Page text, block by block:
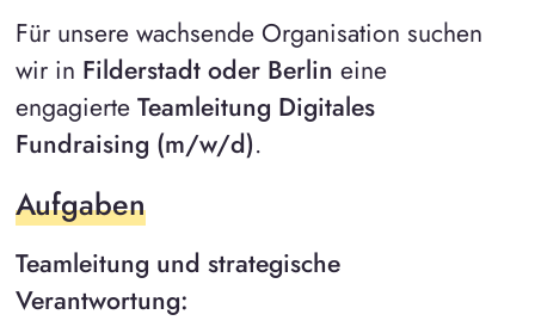
Für unsere wachsende Organisation suchen
wir in Filderstadt oder Berlin eine
engagierteTeamleitung Digitales
Fundraising (m/w/d).
Aufgaben
Teamleitung und strategische
Verantwortung: